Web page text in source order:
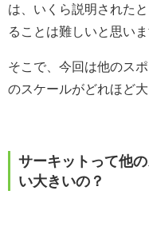
は、いくら説明された
ることは難しいと思いま
そこで、今回は他のス
のスケールがどれほど
サーキットって他
い大きいの？